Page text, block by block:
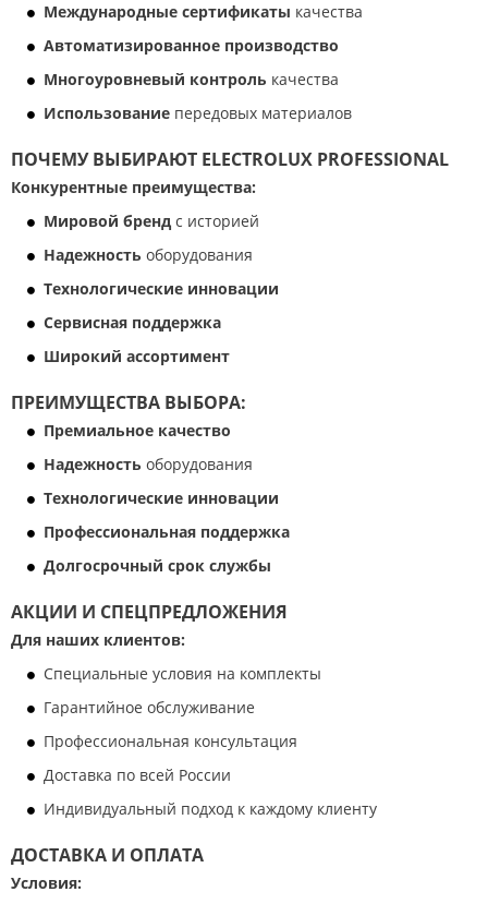
Международные сертификаты качества
Автоматизированное производство
Многоуровневый контроль качества
Использование передовых материалов
ПОЧЕМУ ВЫБИРАЮТ ELECTROLUX PROFESSIONAL
Конкурентные преимущества:
Мировой бренд с историей
Надежность оборудования
Технологические инновации
Сервисная поддержка
Широкий ассортимент
ПРЕИМУЩЕСТВА ВЫБОРА:
Премиальное качество
Надежность оборудования
Технологические инновации
Профессиональная поддержка
Долгосрочный срок службы
АКЦИИ И СПЕЦПРЕДЛОЖЕНИЯ
Для наших клиентов:
Специальные условия на комплекты
Гарантийное обслуживание
Профессиональная консультация
Доставка по всей России
Индивидуальный подход к каждому клиенту
ДОСТАВКА И ОПЛАТА
Условия: